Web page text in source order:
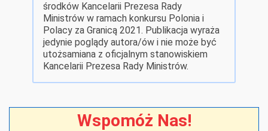
środków Kancelarii Prezesa Rady
Ministrów w ramach konkursu Polonia i
Polacy za Granicą 2021. Publikacja wyraża
jedynie poglądy autora/ów i nie może być
utożsamiana z oficjalnym stanowiskiem
Kancelarii Prezesa Rady Ministrów.
Wspomóż Nas!